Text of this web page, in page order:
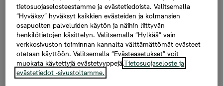
tietosuojaselosteestamme ja evästetiedoista. Valitsemalla
“Hyväksy” hyväksyt kaikkien evästeiden ja kolmansien
osapuolten palveluiden käytön ja näihin liittyvän
henkilötietojen käsittelyn. Valitsemalla “Hylkää” vain
verkkosivuston toiminnan kannalta välttämättömät evästeet
otetaan käyttöön. Valitsemalla “Evästeasetukset” voit
muokata käytettyjä evästetyyppejä.Tietosuojaseloste ja
evästetiedot -sivustoltamme.